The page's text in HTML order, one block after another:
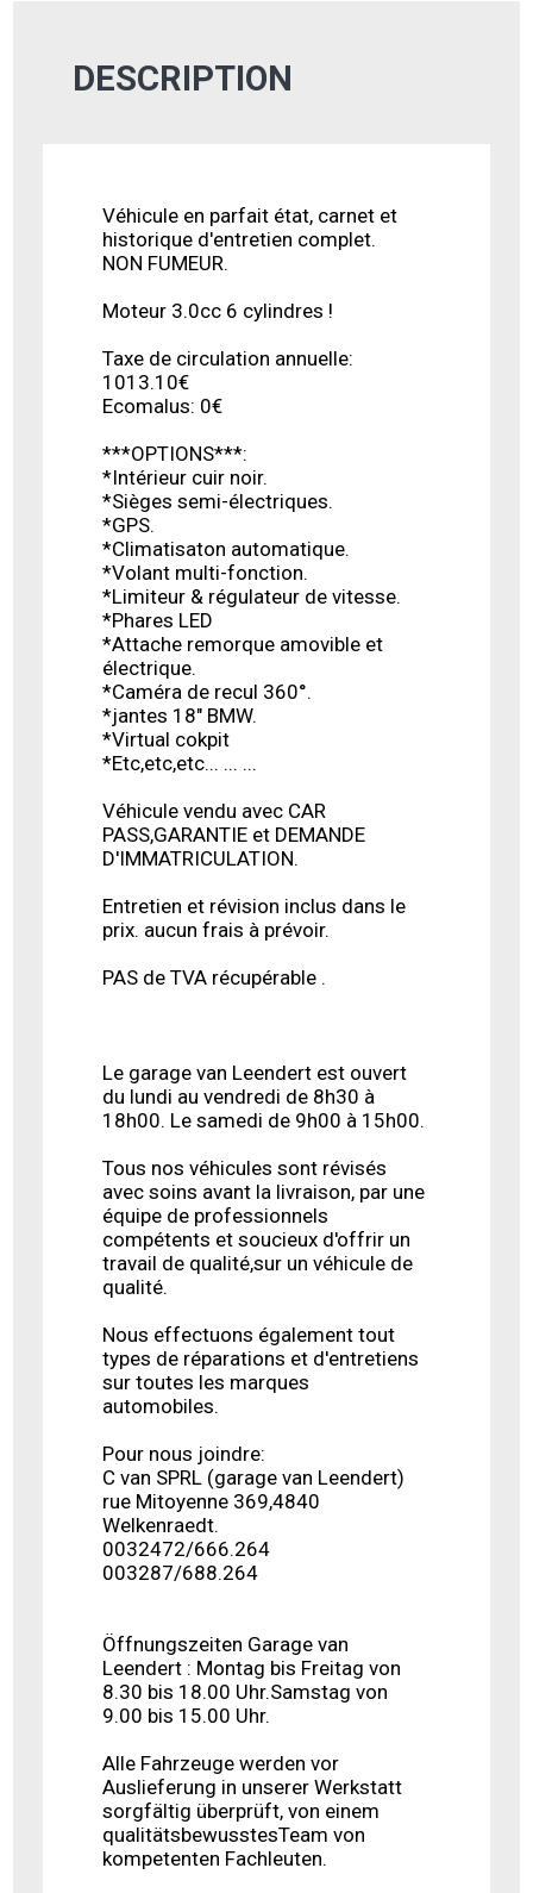
DESCRIPTION
Véhicule en parfait état, carnet et
historique d'entretien complet.
NON FUMEUR.
Moteur 3.0cc 6 cylindres !
Taxe de circulation annuelle:
1013.10€
Ecomalus: 0€
***OPTIONS***:
*Intérieur cuir noir.
*Sièges semi-électriques.
*GPS.
*Climatisaton automatique.
*Volant multi-fonction.
*Limiteur & régulateur de vitesse.
*Phares LED
*Attache remorque amovible et
électrique.
*Caméra de recul 360°.
*jantes 18" BMW.
*Virtual cokpit
*Etc,etc,etc... ... ...
Véhicule vendu avec CAR
PASS,GARANTIE et DEMANDE
D'IMMATRICULATION.
Entretien et révision inclus dans le
prix. aucun frais à prévoir.
PAS de TVA récupérable .
Le garage van Leendert est ouvert
du lundi au vendredi de 8h30 à
18h00. Le samedi de 9h00 à 15h00.
Tous nos véhicules sont révisés
avec soins avant la livraison, par une
équipe de professionnels
compétents et soucieux d'offrir un
travail de qualité,sur un véhicule de
qualité.
Nous effectuons également tout
types de réparations et d'entretiens
sur toutes les marques
automobiles.
Pour nous joindre:
C van SPRL (garage van Leendert)
rue Mitoyenne 369,4840
Welkenraedt.
0032472/666.264
003287/688.264
Öffnungszeiten Garage van
Leendert : Montag bis Freitag von
8.30 bis 18.00 Uhr.Samstag von
9.00 bis 15.00 Uhr.
Alle Fahrzeuge werden vor
Auslieferung in unserer Werkstatt
sorgfältig überprüft, von einem
qualitätsbewusstesTeam von
kompetenten Fachleuten.